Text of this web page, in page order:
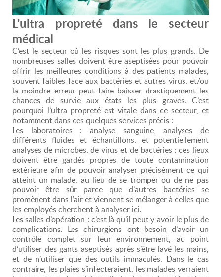
L’ultra propreté dans le secteur
médical
C’est le secteur où les risques sont les plus grands. De
nombreuses salles doivent être aseptisées pour pouvoir
offrir les meilleures conditions à des patients malades,
souvent faibles face aux bactéries et autres virus, et/ou
la moindre erreur peut faire baisser drastiquement les
chances de survie aux états les plus graves. C’est
pourquoi l’ultra propreté est vitale dans ce secteur, et
notamment dans ces quelques services précis :
Les laboratoires : analyse sanguine, analyses de
différents fluides et échantillons, et potentiellement
analyses de microbes, de virus et de bactéries : ces lieux
doivent être gardés propres de toute contamination
extérieure afin de pouvoir analyser précisément ce qui
atteint un malade, au lieu de se tromper ou de ne pas
pouvoir être sûr parce que d’autres bactéries se
promènent dans l’air et viennent se mélanger à celles que
les employés cherchent à analyser ici.
Les salles d’opération : c’est là qu’il peut y avoir le plus de
complications. Les chirurgiens ont besoin d’avoir un
contrôle complet sur leur environnement, au point
d’utiliser des gants aseptisés après s’être lavé les mains,
et de n’utiliser que des outils immaculés. Dans le cas
contraire, les plaies s’infecteraient, les malades verraient